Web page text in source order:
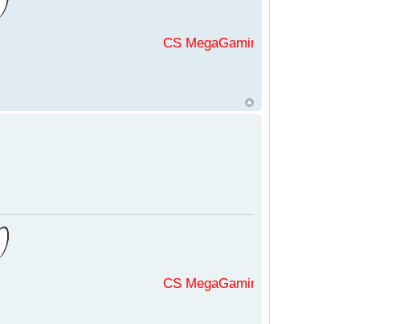
CS MegaGaming във
CS MegaGaming във